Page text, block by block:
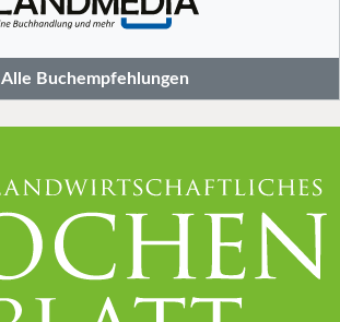
Alle Buchempfehlungen